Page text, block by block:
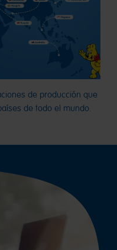
de producción que
de todo el mundo.